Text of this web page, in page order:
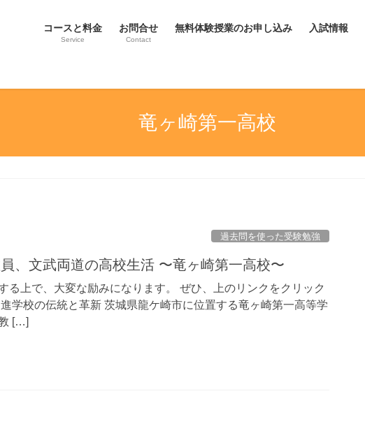
コースと料金
Service
お問合せ
Contact
無料体験授業のお申し込み 入試情報
竜ヶ崎第一高校
過去問を使った受験勉強
、文武両道の高校生活 〜竜ヶ崎第一高校〜
る上で、大変な励みになります。 ぜひ、上のリンクをクリック
学校の伝統と革新 茨城県龍ケ崎市に位置する竜ヶ崎第一高等学
[…]